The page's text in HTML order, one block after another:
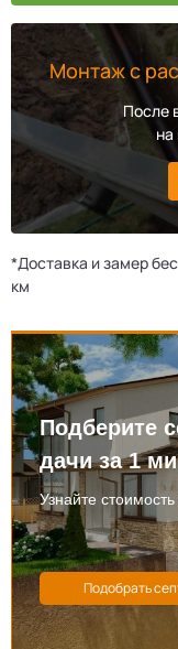
Монтаж с
После
*Доставка и замер
км
Подберите
дачи за 1
Узнайте